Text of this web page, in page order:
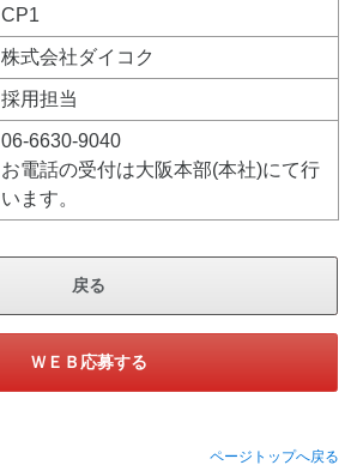
CP1
株式会社ダイコク
採用担当
06-6630-9040
お電話の受付は大阪本部(本社)にて行
います。
戻る
ＷＥＢ応募する
ページトップへ戻る